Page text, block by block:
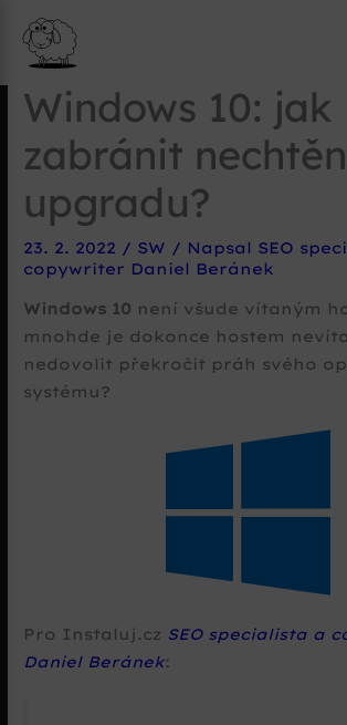
Windows 10: jak
zabránit
upgradu?
23. 2. 2022 / SW / Napsal SEO
copywriter Daniel Beránek
Windows 10 není všude vítaným
mnohde je dokonce hostem
nedovolit překročit práh svého
systému?
Pro Instaluj.cz SEO specialista a
Daniel Beránek: